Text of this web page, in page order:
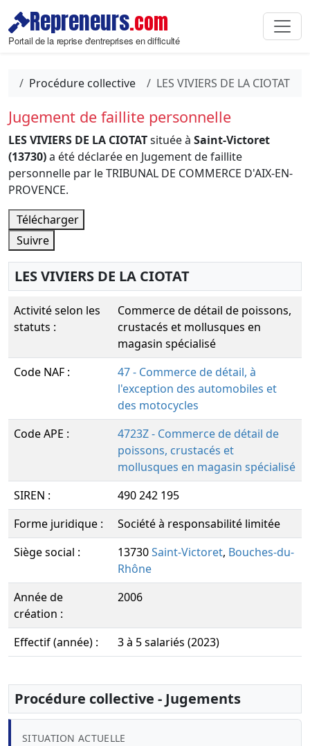
Repreneurs.com
Portail de la reprise d'entreprises en difficulté
Procédure collective LES VIVIERS DE LA CIOTAT
Jugement de faillite personnelle
LES VIVIERS DE LA CIOTATsituée à Saint-Victoret
(13730)a été déclarée en Jugement de faillite
personnelle par le TRIBUNAL DE COMMERCE D'AIX-EN-
PROVENCE.
Télécharger
Suivre
LES VIVIERS DE LA CIOTAT
Activité selon les
statuts :
Commerce de détail de poissons,
crustacés et mollusques en
magasin spécialisé
Code NAF :
47 - Commerce de détail, à
l'exception des automobiles et
des motocycles
Code APE :
4723Z - Commerce de détail de
poissons, crustacés et
mollusques en magasin spécialisé
SIREN :
490 242 195
Forme juridique :
Société à responsabilité limitée
Siège social :
13730Saint-Victoret, Bouches-du-
Rhône
Année de
création :
2006
Effectif (année) : 3 à 5 salariés (2023)
Procédure collective - Jugements
SITUATION ACTUELLE